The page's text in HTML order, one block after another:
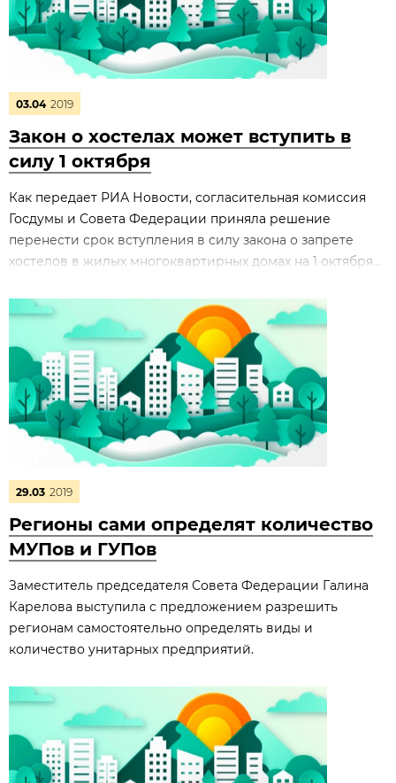
03.04 2019
Закон о хостелах может вступить в
силу 1 октября
Как передает РИА Новости, согласительная комиссия
Госдумы и Совета Федерации приняла решение
перенести срок вступления в силу закона о запрете
хостелов в жилых многоквартирных домах на 1 октября...
29.03 2019
Регионы сами определят количество
МУПов и ГУПов
Заместитель председателя Совета Федерации Галина
Карелова выступила с предложением разрешить
регионам самостоятельно определять виды и
количество унитарных предприятий.